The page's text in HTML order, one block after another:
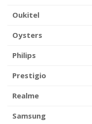
Oukitel
Oysters
Philips
Prestigio
Realme
Samsung